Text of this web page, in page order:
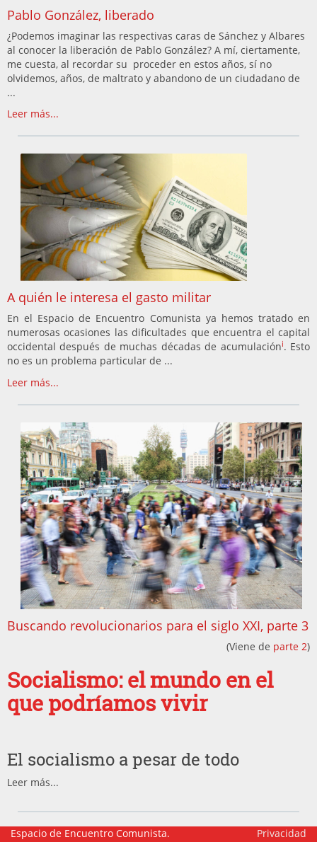
Pablo González, liberado
¿Podemos imaginar las respectivas caras de Sánchez y Albares
al conocer la liberación de Pablo González? A mí, ciertamente,
me cuesta, al recordar su proceder en estos años, sí no
olvidemos, años, de maltrato y abandono de un ciudadano de
...
Leer más...
A quién le interesa el gasto militar
En el Espacio de Encuentro Comunista ya hemos tratado en
numerosas ocasiones las dificultades que encuentra el capital
occidental después de muchas décadas de acumulacióni. Esto
no es un problema particular de ...
Leer más...
Buscando revolucionarios para el siglo XXI, parte 3
(Viene de parte 2)
Socialismo: el mundo en el
que podríamos vivir
El socialismo a pesar de todo
Leer más...
Espacio de Encuentro Comunista. Privacidad